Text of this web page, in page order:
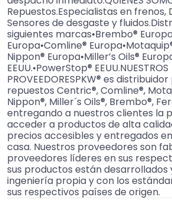
Repuestos.Especialistas en frenos,
Sensores de desgaste y
siguientes marcas•Brembo®
Europa•Comline®
Nippon® Europa•Miller’s Oils®
EEUU.•PowerStop® EEUU.NUESTROS
PROVEEDORESPKW® es
repuestos Centric®, Comline®,
Nippon®, Miller´s Oils®, Brembo®,
entregando a nuestros clientes la
acceder a productos de alta
precios accesibles y entregados
casa. Nuestros proveedores son
proveedores líderes en sus
sus productos están desarrollados
ingeniería propia y con los
sus respectivos países de origen.